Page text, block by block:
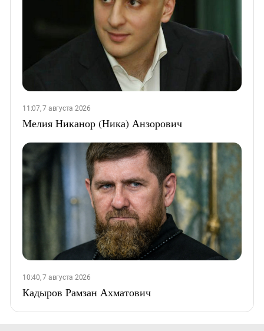
11:07, 7 августа 2026
Мелия Никанор (Ника) Анзорович
10:40, 7 августа 2026
Кадыров Рамзан Ахматович